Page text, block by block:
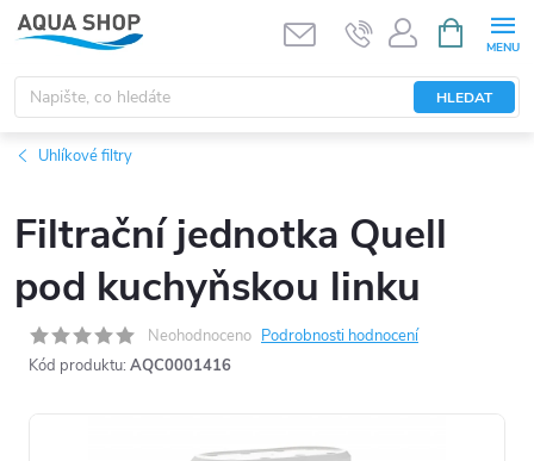
Přejít
na
obsah
HLEDAT
NÁKUPNÍ
KOŠÍK
Uhlíkové filtry
Filtrační jednotka Quell
pod kuchyňskou linku
Neohodnoceno Podrobnosti hodnocení
Kód produktu: AQC0001416